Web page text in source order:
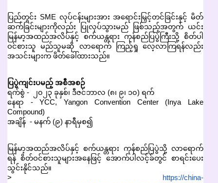
ပြည်တွင်း SME လုပ်ငန်းများအား အရောင်းမြှင့်တင်ခြင်းနှင့် မိတ်
ဆက်ခြင်းများကိုလည်း ပြုလုပ်သွားမည် ဖြစ်သည့်အတွက် ယင်း
မြန်မာ့အထည်အလိပ်နှင့် စက်ယန္တရား ကုန်စည်ပြပွဲကြီးသို့ စိတ်ပါ
ဝင်စားသူ မည်သူမဆို လာရောက် ကြည့်ရှု လေ့လာကြရန်လည်း
အသင်းများက ဖိတ်ခေါ်ထားသည်။
ပြပွဲကျင်းပမည့် အစီအစဉ်
ရက်စွဲ - ၂၀၂၃ ခုနှစ်၊ ဒီဇင်ဘာလ (၈၊ ၉၊ ၁၀) ရက်
နေရာ - YCC, Yangon Convention Center (Inya Lake
Compound)
အချိန် - မနက် (၉) နာရီမှစ၍
မြန်မာ့အထည်အလိပ်နှင့် စက်ယန္တရား ကုန်စည်ပြပွဲသို့ လာရောက်
ရန် စိတ်ဝင်စားသူများအနေဖြင့် အောက်ပါလင့်ခ်တွင် စာရင်းပေး
သွင်းနိုင်သည်။
>
https://china-